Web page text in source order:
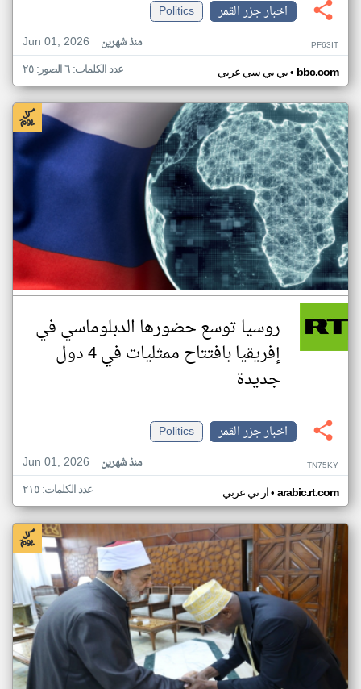
اخبار جزر القمر
Politics
Jun 01, 2026
منذ شهرين PF63IT
بي بي سي عربي• bbc.com عدد الكلمات: ٦ الصور: ٢٥
روسيا توسع حضورها الدبلوماسي في
إفريقيا بافتتاح ممثليات في 4 دول
جديدة
اخبار جزر القمر
Politics
Jun 01, 2026
منذ شهرين TN75KY
ار تي عربي• arabic.rt.com عدد الكلمات: ٢١٥